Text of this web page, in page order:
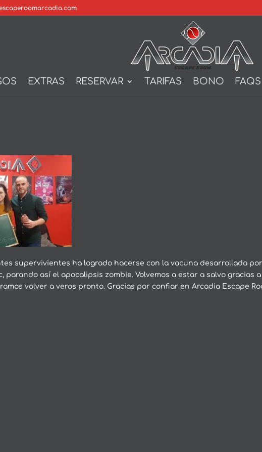
EXTRAS RESERVAR TARIFAS BONO FAQS
supervivientes ha logrado hacerse con la vacuna desarrollada
parando así el apocalipsis zombie. Volvemos a estar a salvo gracias
volver a veros pronto. Gracias por confiar en Arcadia Escape